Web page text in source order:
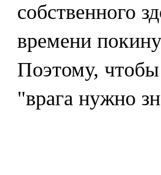
собственного
времени
Поэтому,
"врага нужно